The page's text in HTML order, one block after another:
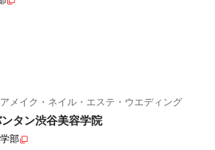
メイク・ネイル・エステ・ウエディング
タン渋谷美容学院
部